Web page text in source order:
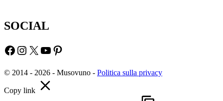
SOCIAL
Facebook
Instagram
X YouTube
Pinterest
© 2014 - 2026 - Musovuno - Politica sulla privacy
Copy link